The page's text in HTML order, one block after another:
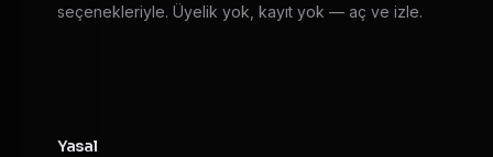
seçenekleriyle. Üyelik yok, kayıt yok — aç ve izle.
Yasal